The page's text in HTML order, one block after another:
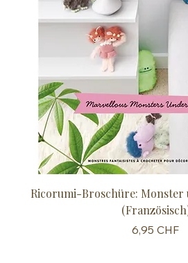
Ricorumi-Broschüre: Monster
Preis
6,95 CHF